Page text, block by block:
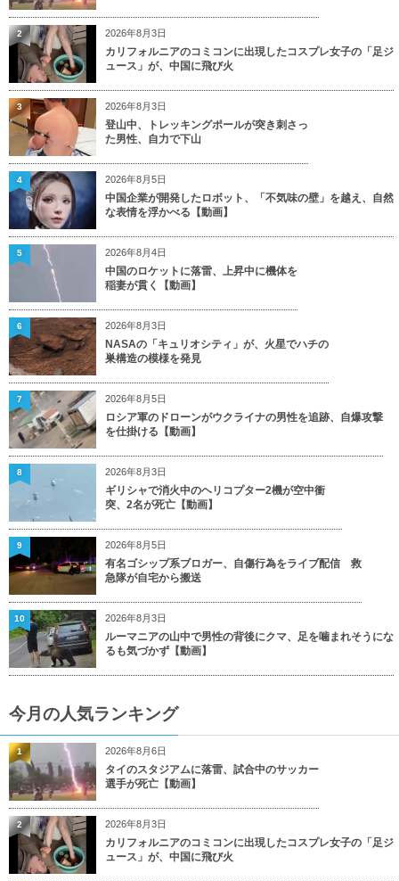
2026年8月3日
カリフォルニアのコミコンに出現したコスプレ女子の「足ジ
ュース」が、中国に飛び火
2
2026年8月3日
登山中、トレッキングポールが突き刺さっ
た男性、自力で下山
3
2026年8月5日
中国企業が開発したロボット、「不気味の壁」を越え、自然
な表情を浮かべる【動画】
4
2026年8月4日
中国のロケットに落雷、上昇中に機体を
稲妻が貫く【動画】
5
2026年8月3日
NASAの「キュリオシティ」が、火星でハチの
巣構造の模様を発見
6
2026年8月5日
ロシア軍のドローンがウクライナの男性を追跡、自爆攻撃
を仕掛ける【動画】
7
2026年8月3日
ギリシャで消火中のヘリコプター2機が空中衝
突、2名が死亡【動画】
8
2026年8月5日
有名ゴシップ系ブロガー、自傷行為をライブ配信 救
急隊が自宅から搬送
9
2026年8月3日
ルーマニアの山中で男性の背後にクマ、足を噛まれそうにな
るも気づかず【動画】
10
今月の人気ランキング
2026年8月6日
タイのスタジアムに落雷、試合中のサッカー
選手が死亡【動画】
1
2026年8月3日
カリフォルニアのコミコンに出現したコスプレ女子の「足ジ
ュース」が、中国に飛び火
2